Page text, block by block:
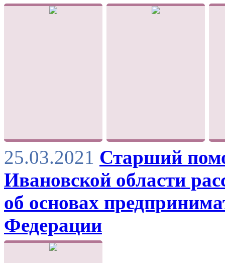
25.03.2021 Старший
Ивановской области
об основах
Федерации